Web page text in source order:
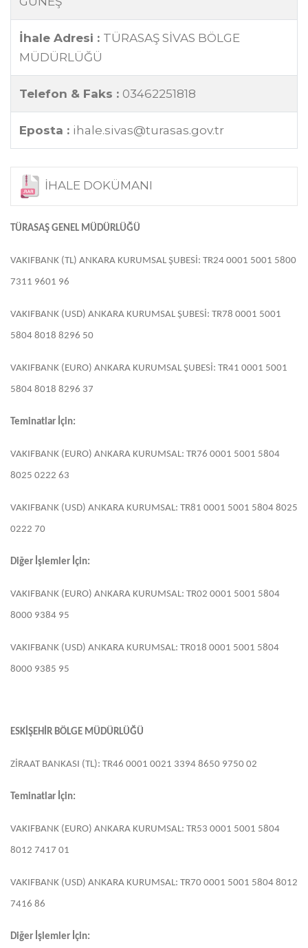
İhale Adresi : TÜRASAŞ SİVAS BÖLGE
MÜDÜRLÜĞÜ
Telefon & Faks : 03462251818
Eposta : ihale.sivas@turasas.gov.tr
İHALE DOKÜMANI
TÜRASAŞ GENEL MÜDÜRLÜĞÜ
VAKIFBANK (TL) ANKARA KURUMSAL ŞUBESİ: TR24 0001 5001 5800
7311 9601 96
VAKIFBANK (USD) ANKARA KURUMSAL ŞUBESİ: TR78 0001 5001
5804 8018 8296 50
VAKIFBANK (EURO) ANKARA KURUMSAL ŞUBESİ: TR41 0001 5001
5804 8018 8296 37
Teminatlar İçin:
VAKIFBANK (EURO) ANKARA KURUMSAL: TR76 0001 5001 5804
8025 0222 63
VAKIFBANK (USD) ANKARA KURUMSAL: TR81 0001 5001 5804 8025
0222 70
Diğer İşlemler İçin:
VAKIFBANK (EURO) ANKARA KURUMSAL: TR02 0001 5001 5804
8000 9384 95
VAKIFBANK (USD) ANKARA KURUMSAL: TR018 0001 5001 5804
8000 9385 95
ESKİŞEHİR BÖLGE MÜDÜRLÜĞÜ
ZİRAAT BANKASI (TL): TR46 0001 0021 3394 8650 9750 02
Teminatlar İçin:
VAKIFBANK (EURO) ANKARA KURUMSAL: TR53 0001 5001 5804
8012 7417 01
VAKIFBANK (USD) ANKARA KURUMSAL: TR70 0001 5001 5804 8012
7416 86
Diğer İşlemler İçin: